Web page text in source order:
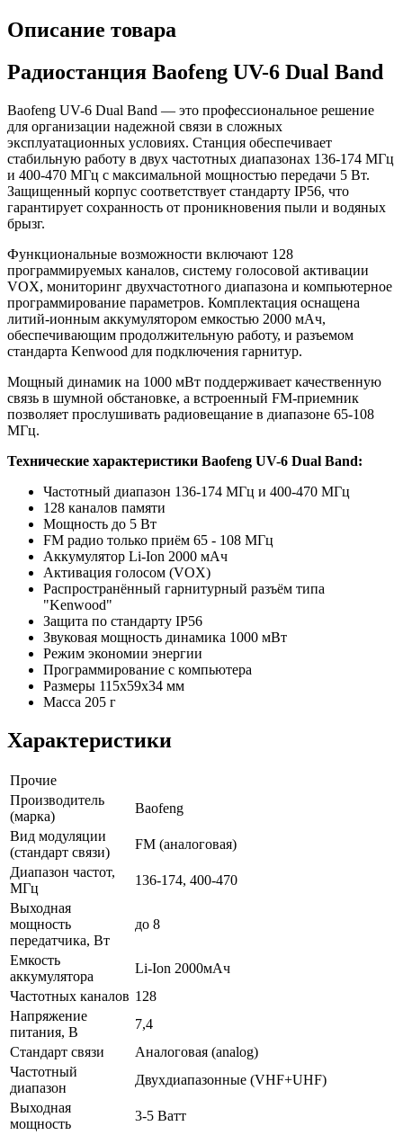
Описание товара
Радиостанция Baofeng UV-6 Dual Band
Baofeng UV-6 Dual Band — это профессиональное решение
для организации надежной связи в сложных
эксплуатационных условиях. Станция обеспечивает
стабильную работу в двух частотных диапазонах 136-174 МГц
и 400-470 МГц с максимальной мощностью передачи 5 Вт.
Защищенный корпус соответствует стандарту IP56, что
гарантирует сохранность от проникновения пыли и водяных
брызг.
Функциональные возможности включают 128
программируемых каналов, систему голосовой активации
VOX, мониторинг двухчастотного диапазона и компьютерное
программирование параметров. Комплектация оснащена
литий-ионным аккумулятором емкостью 2000 мАч,
обеспечивающим продолжительную работу, и разъемом
стандарта Kenwood для подключения гарнитур.
Мощный динамик на 1000 мВт поддерживает качественную
связь в шумной обстановке, а встроенный FM-приемник
позволяет прослушивать радиовещание в диапазоне 65-108
МГц.
Технические характеристики Baofeng UV-6 Dual Band:
Частотный диапазон 136-174 МГц и 400-470 МГц
128 каналов памяти
Мощность до 5 Вт
FM радио только приём 65 - 108 МГц
Аккумулятор Li-Ion 2000 мАч
Активация голосом (VOX)
Распространённый гарнитурный разъём типа
"Kenwood"
Защита по стандарту IP56
Звуковая мощность динамика 1000 мВт
Режим экономии энергии
Программирование с компьютера
Размеры 115x59x34 мм
Масса 205 г
Характеристики
Прочие
Производитель
(марка)
Baofeng
Вид модуляции
(стандарт связи)
FM (аналоговая)
Диапазон частот,
МГц
136-174, 400-470
Выходная
мощность
передатчика, Вт
до 8
Емкость
аккумулятора
Li-Ion 2000мАч
Частотных каналов 128
Напряжение
питания, В
7,4
Стандарт связи
Аналоговая (analog)
Частотный
диапазон
Двухдиапазонные (VHF+UHF)
Выходная
мощность
3-5 Ватт